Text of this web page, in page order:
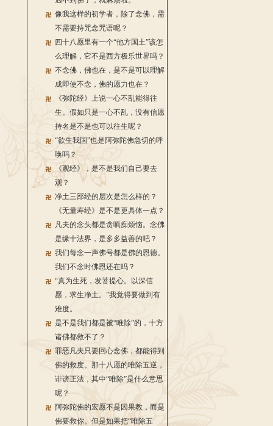
像我这样的初学者，除了念佛，需
不需要持咒念咒语呢？
四十八愿里有一个“他方国土”该怎
么理解，它不是西方极乐世界吗？
不念佛，佛也在，是不是可以理解
成即使不念，佛的愿力也在？
《弥陀经》上说一心不乱能得往
生。假如只是一心不乱，没有信愿
持名是不是也可以往生呢？
“欲生我国”也是阿弥陀佛急切的呼
唤吗？
《观经》，是不是我们自己要去
观？
净土三部经的层次是怎么样的？
《无量寿经》是不是更具体一点？
凡夫的念头都是贪嗔痴烦恼。念佛
是缘十法界，是多多益善的吧？
我们每念一声佛号都是佛的恩德。
我们不念时佛恩还在吗？
“真为生死，发菩提心。以深信
愿，求生净土。”我觉得要做到有
难度。
是不是我们都是被“唯除”的，十方
诸佛都救不了？
罪恶凡夫只要回心念佛，都能得到
佛的救度。那十八愿的唯除五逆，
诽谤正法，其中“唯除”是什么意思
呢？
阿弥陀佛的宏愿不是因果教，而是
佛要救你。但是如果把“唯除五